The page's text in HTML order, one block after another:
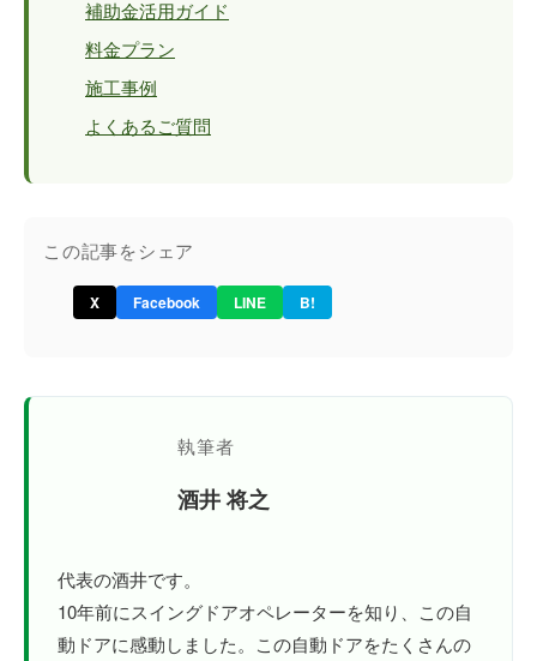
補助金活用ガイド
料金プラン
施工事例
よくあるご質問
この記事をシェア
X Facebook LINE B!
執筆者
酒井 将之
代表の酒井です。
10年前にスイングドアオペレーターを知り、この自
動ドアに感動しました。この自動ドアをたくさんの